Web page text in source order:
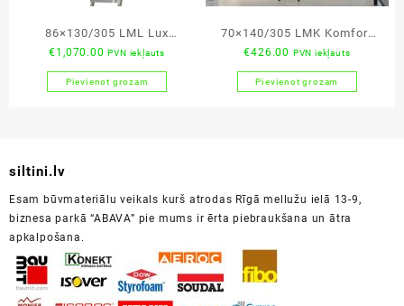
86×130/305 LML Lux
bēniņu kāpnes
€1,070.00 PVN iekļauts
Pievienot grozam
70×140/305 LMK Komfort
bēniņu kāpnes
€426.00 PVN iekļauts
Pievienot grozam
siltini.lv
Esam būvmateriālu veikals kurš atrodas Rīgā mellužu ielā 13-9,
biznesa parkā “ABAVA” pie mums ir ērta piebraukšana un ātra
apkalpošana.